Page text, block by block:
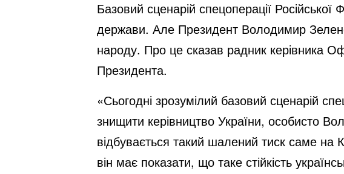
Базовий сценарій спецоперації
держави. Але Президент Володимир
народу. Про це сказав радник керівника
Президента.
«Сьогодні зрозумілий базовий сценарій
знищити керівництво України, особисто
відбувається такий шалений тиск саме
він має показати, що таке стійкість